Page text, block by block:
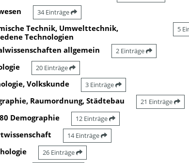
34 Einträge
Technik, Umwelttechnik,
Technologien
5
allgemein 2 Einträge
20 Einträge
Volkskunde 3 Einträge
Raumordnung, Städtebau 21 Einträge
Demographie 12 Einträge
14 Einträge
26 Einträge